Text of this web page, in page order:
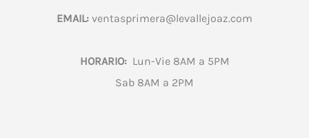
EMAIL: ventasprimera@levallejoaz.com
HORARIO:Lun-Vie 8AM a 5PM
Sab 8AM a 2PM